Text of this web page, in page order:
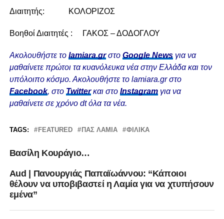
Διαιτητής: ΚΟΛΟΡΙΖΟΣ
Βοηθοί Διαιτητές : ΓΑΚΟΣ – ΔΟΔΟΓΛΟΥ
Ακολουθήστε το lamiara.grστο Google Newsγια να
μαθαίνετε πρώτοι τα κυανόλευκα νέα στην Ελλάδα και τον
υπόλοιπο κόσμο. Ακολουθήστε το lamiara.gr στο
Facebook, στο Twitterκαι στο Instagram για να
μαθαίνετε σε χρόνο dt όλα τα νέα.
TAGS: FEATURED ΠΑΣ ΛΑΜΙΑ ΦΙΛΙΚΆ
Βασίλη Κουράγιο…
Aud | Πανουργιάς Παπαϊωάννου: “Κάποιοι
θέλουν να υποβιβαστεί η Λαμία για να χτυπήσουν
εμένα”